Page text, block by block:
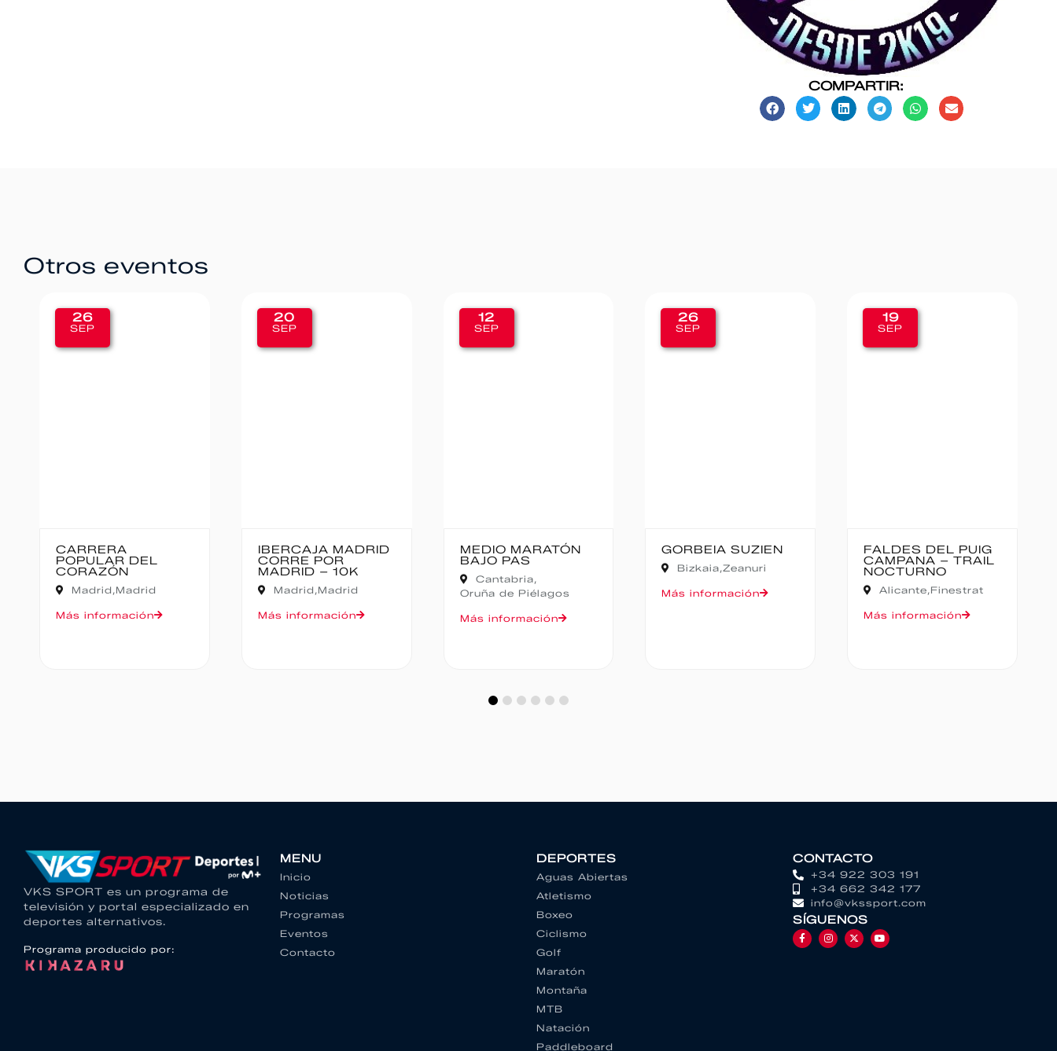
COMPARTIR:
Otros eventos
20
SEP
IBERCAJA MADRID
CORRE POR
MADRID – 10K
Madrid,Madrid
Más información
12
SEP
MEDIO MARATÓN
BAJO PAS
Cantabria,
Oruña de Piélagos
Más información
26
SEP
GORBEIA SUZIEN
Bizkaia,Zeanuri
Más información
19
SEP
FALDES DEL PUIG
CAMPANA – TRAIL
NOCTURNO
Alicante,Finestrat
11
SEP
CANFRANC-
CANFRANC
Huesca, Canfranc
VKS SPORT es un programa de
televisión y portal especializado en
deportes alternativos.
Programa producido por:
MENU
Inicio
Noticias
Programas
Eventos
Contacto
DEPORTES
Aguas Abiertas
Atletismo
Boxeo
Ciclismo
Golf
Maratón
Montaña
MTB
Natación
Paddleboard
CONTACTO
+34 922 303 191
+34 662 342 177
info@vkssport.com
SÍGUENOS